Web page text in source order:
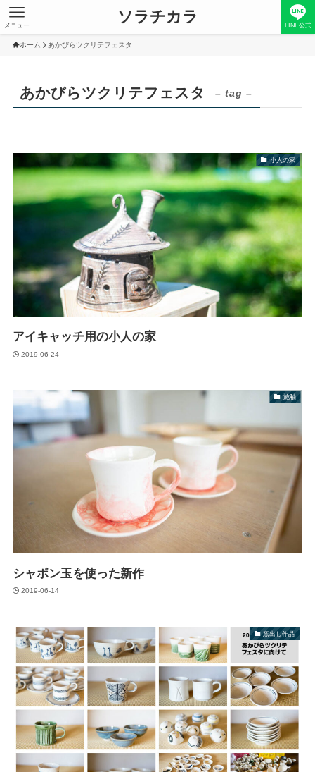
ソラチカラ LINE公式
メニュー
ホーム あかびらツクリテフェスタ
あかびらツクリテフェスタ – tag –
小人の家
アイキャッチ用の小人の家
2019-06-24
施釉
シャボン玉を使った新作
2019-06-14
窯出し作品